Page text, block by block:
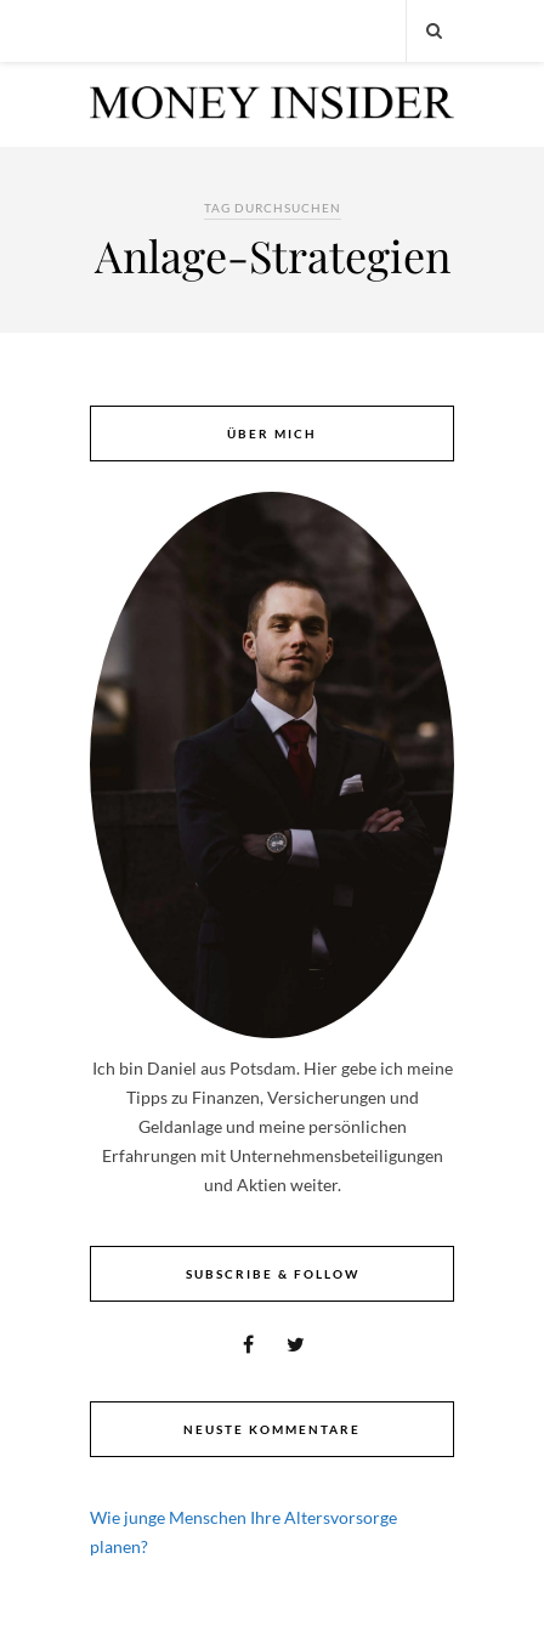
TAG DURCHSUCHEN
Anlage-Strategien
ÜBER MICH
Ich bin Daniel aus Potsdam. Hier gebe ich meine
Tipps zu Finanzen, Versicherungen und
Geldanlage und meine persönlichen
Erfahrungen mit Unternehmensbeteiligungen
und Aktien weiter.
SUBSCRIBE & FOLLOW
NEUSTE KOMMENTARE
Wie junge Menschen Ihre Altersvorsorge
planen?